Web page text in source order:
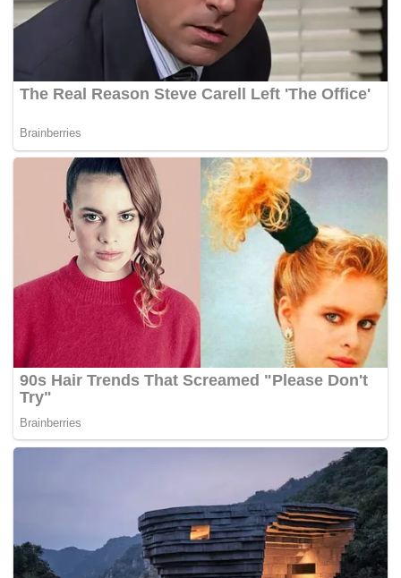
Yang turut hadir, Menteri Kesihatan, Datuk Seri Dr Adham
Sementara itu, Dr Adham berkata, 18,022 daripada
menerima dos kedua vaksin COVID-19, adalah doktor dan
doktor gigi.
Justeru, katanya, pihaknya sudah mengarahkan semua
pengarah kesihatan negeri utnuk memastikan doktor dan
petugas barisan hadapan kesihatan swasta yang sudah
menghantar nama dapat menerima dos lengkap menjelang
akhir April ini.
Dalam perkembangan berkaitan, Dr Adham berkata, ketika
ini ada 63 hospital dikhususkan untuk rawatan pesakit
COVID-19 termasuk tiga hospital universiti, dengan tujuh
daripadanya adalah hospital yang merawat pesakit
COVID-19 sepenuhnya manakala selebihnya adalah
hospital hibrid.
Katanya, jumlah keseluruhan katil khusus untuk rawatan
COVID-19 adalah sebanyak 6,775, dengan 2,539 pesakit
yang dirawat dan kadar penggunaan 37 peratus.
Katanya, kapasiti katil Unit Rawatan Rapi (ICU) di hospital